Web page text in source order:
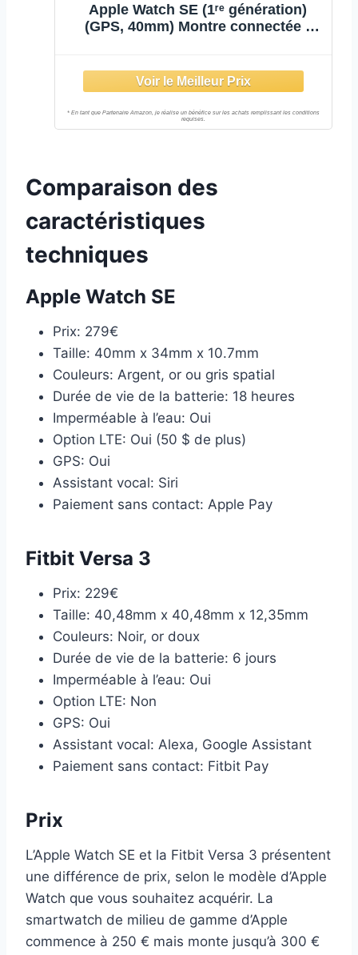
Apple Watch SE (1ʳᵉ génération)
(GPS, 40mm) Montre connectée -
Suivi de la forme physique et de
l’activité
Comparaison des
caractéristiques
techniques
Apple Watch SE
Prix: 279€
Taille: 40mm x 34mm x 10.7mm
Couleurs: Argent, or ou gris spatial
Durée de vie de la batterie: 18 heures
Imperméable à l’eau: Oui
Option LTE: Oui (50 $ de plus)
GPS: Oui
Assistant vocal: Siri
Paiement sans contact: Apple Pay
Fitbit Versa 3
Prix: 229€
Taille: 40,48mm x 40,48mm x 12,35mm
Couleurs: Noir, or doux
Durée de vie de la batterie: 6 jours
Imperméable à l’eau: Oui
Option LTE: Non
GPS: Oui
Assistant vocal: Alexa, Google Assistant
Paiement sans contact: Fitbit Pay
Prix
L’Apple Watch SE et la Fitbit Versa 3 présentent
une différence de prix, selon le modèle d’Apple
Watch que vous souhaitez acquérir. La
smartwatch de milieu de gamme d’Apple
commence à 250 € mais monte jusqu’à 300 €